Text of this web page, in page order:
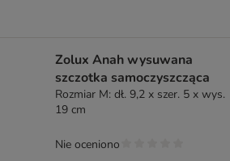
Zolux Anah wysuwana
szczotka samoczyszcząca
Rozmiar M: dł. 9,2 x szer. 5 x wys.
19 cm
Nie oceniono